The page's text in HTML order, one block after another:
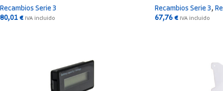
Recambios Serie 3
80,01 € IVA incluido
Recambios Serie 3,
67,76 € IVA incluido